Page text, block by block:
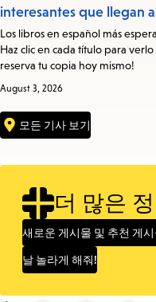
interesantes que llegan
Los libros en español más
Haz clic en cada título para
reserva tu copia hoy mismo!
August 3, 2026
모든 기사 보기
더 많은
새로운 게시물 및 추천 게
날 놀라게 해줘!